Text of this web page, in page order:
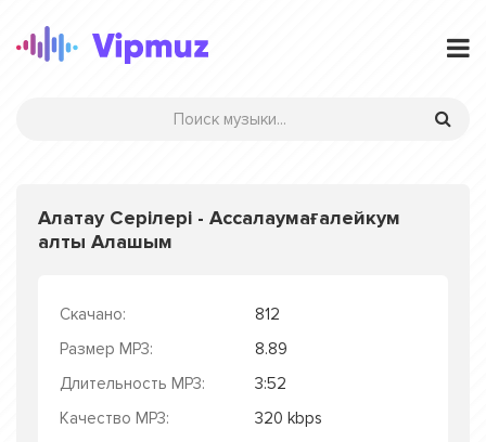
Алатау Серілері - Ассалаумағалейкум
алты Алашым
Скачано:
812
Размер MP3:
8.89
Длительность MP3:
3:52
Качество MP3:
320 kbps